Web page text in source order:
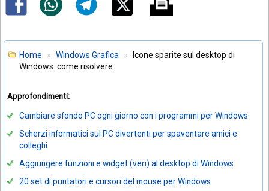
Home Windows Grafica
Icone sparite sul desktop di
Windows: come risolvere
Approfondimenti:
Cambiare sfondo PC ogni giorno con i programmi per Windows
Scherzi informatici sul PC divertenti per spaventare amici e
colleghi
Aggiungere funzioni e widget (veri) al desktop di Windows
20 set di puntatori e cursori del mouse per Windows